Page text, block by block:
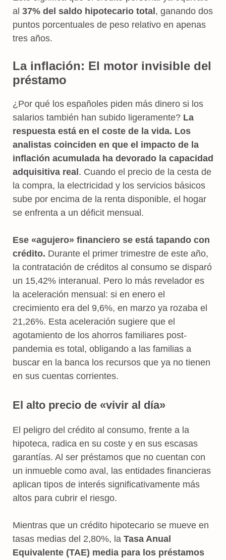
al 37% del saldo hipotecario total, ganando dos
puntos porcentuales de peso relativo en apenas
tres años.
La inflación: El motor invisible del
préstamo
¿Por qué los españoles piden más dinero si los
salarios también han subido ligeramente? La
respuesta está en el coste de la vida. Los
analistas coinciden en que el impacto de la
inflación acumulada ha devorado la capacidad
adquisitiva real. Cuando el precio de la cesta de
la compra, la electricidad y los servicios básicos
sube por encima de la renta disponible, el hogar
se enfrenta a un déficit mensual.
Ese «agujero» financiero se está tapando con
crédito. Durante el primer trimestre de este año,
la contratación de créditos al consumo se disparó
un 15,42% interanual. Pero lo más revelador es
la aceleración mensual: si en enero el
crecimiento era del 9,6%, en marzo ya rozaba el
21,26%. Esta aceleración sugiere que el
agotamiento de los ahorros familiares post-
pandemia es total, obligando a las familias a
buscar en la banca los recursos que ya no tienen
en sus cuentas corrientes.
El alto precio de «vivir al día»
El peligro del crédito al consumo, frente a la
hipoteca, radica en su coste y en sus escasas
garantías. Al ser préstamos que no cuentan con
un inmueble como aval, las entidades financieras
aplican tipos de interés significativamente más
altos para cubrir el riesgo.
Mientras que un crédito hipotecario se mueve en
tasas medias del 2,80%, la Tasa Anual
Equivalente (TAE) media para los préstamos